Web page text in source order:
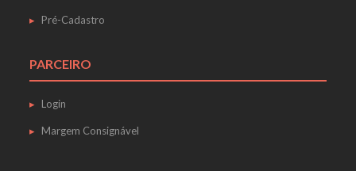
Pré-Cadastro
PARCEIRO
Login
Margem Consignável